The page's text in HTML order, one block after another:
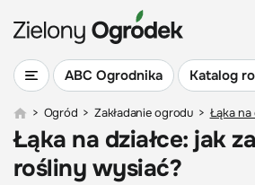
ABC Ogrodnika Katalog
> Ogród > Zakładanie ogrodu > Łąka na
Łąka na działce: jak
rośliny wysiać?